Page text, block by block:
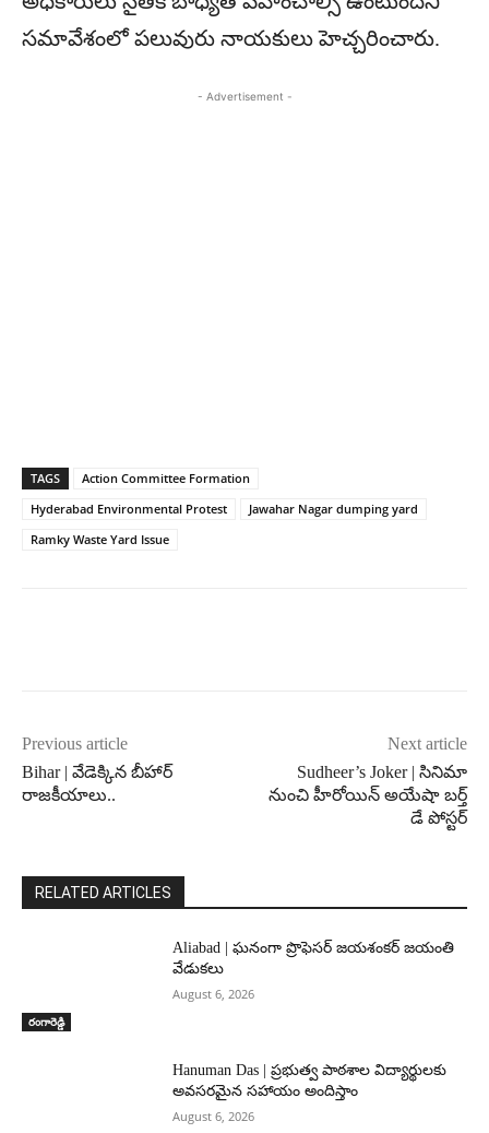
సమావేశంలో పలువురు నాయకులు హెచ్చరించారు.
- Advertisement -
TAGS
Action Committee Formation
Hyderabad Environmental Protest
Jawahar Nagar dumping yard
Ramky Waste Yard Issue
Previous article
Bihar | వేడెక్కిన బీహార్
రాజకీయాలు..
Next article
Sudheer’s Joker | సినిమా
నుంచి హీరోయిన్ అయేషా బర్త్
డే పోస్టర్
RELATED ARTICLES
రంగారెడ్డి
Aliabad | ఘనంగా ప్రొఫెసర్ జయశంకర్ జయంతి
వేడుకలు
August 6, 2026
Hanuman Das | ప్రభుత్వ పాఠశాల విద్యార్థులకు
అవసరమైన సహాయం అందిస్తాం
August 6, 2026